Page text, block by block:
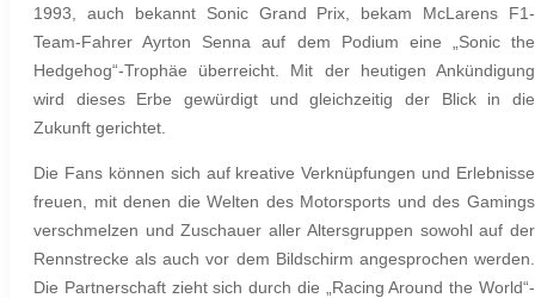
1993, auch bekannt Sonic Grand Prix, bekam McLarens F1-
Team-Fahrer Ayrton Senna auf dem Podium eine „Sonic the
Hedgehog“-Trophäe überreicht. Mit der heutigen Ankündigung
wird dieses Erbe gewürdigt und gleichzeitig der Blick in die
Zukunft gerichtet.
Die Fans können sich auf kreative Verknüpfungen und Erlebnisse
freuen, mit denen die Welten des Motorsports und des Gamings
verschmelzen und Zuschauer aller Altersgruppen sowohl auf der
Rennstrecke als auch vor dem Bildschirm angesprochen werden.
Die Partnerschaft zieht sich durch die „Racing Around the World“-